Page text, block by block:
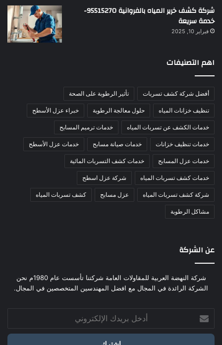
شركة كشف خرير المياه بالفروانية 95515270-
خدمة سريعة
فبراير 10, 2025
اهم التصنيفات
أفضل شركة كشف تسربات تأثير الرطوبة على الصحة
تنظيف خزانات المياه حلول معالجة الرطوبة خبراء عزل الأسطح
خدمات الكشف عن تسربات المياه خدمات ترميم المسابح
خدمات تنظيف خزانات خدمات صيانة مسابح خدمات عزل الأسطح
خدمات عزل المسابح خدمات كشف التسربات المائية
خدمات كشف تسربات المياه شركة عزل اسطح
شركة كشف تسربات المياه عزل مسابح كشف تسربات المياه
مشاكل الرطوبة
عن الشركة
شركة النهضة العربية للمقاولات العامة شركتنا تأسست عام 1980م نحن
الشركة الرائدة في المجال مع افضل المهندسين المتخصصين في المجال.
بريدك
الإلكتروني